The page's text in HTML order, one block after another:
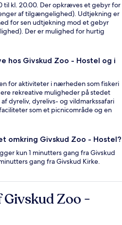
til kl. 20.00. Der opkræves et gebyr for
af tilgængelighed). Udtjekning er
for sen udtjekning mod et gebyr
Der er mulighed for hurtig
hos Givskud Zoo - Hostel og i
for aktiviteter i nærheden som fiskeri
rekreative muligheder på stedet
dyreliv, dyrelivs- og vildmarkssafari
som et picnicområde og en
omkring Givskud Zoo - Hostel?
kun 1 minutters gang fra Givskud
gang fra Givskud Kirke.
Zoo -